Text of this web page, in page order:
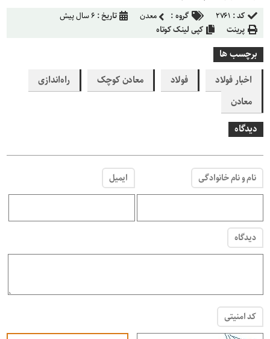
کد : ۲۷۶۱ گروه : معدن تاریخ : ۶ سال پیش
پرینت
کپی لینک کوتاه
برچسب ها
اخبار فولاد
فولاد معادن کوچک
راه‌اندازی
معادن
دیدگاه
نام و نام خانوادگی ایمیل
دیدگاه
کد امنیتی